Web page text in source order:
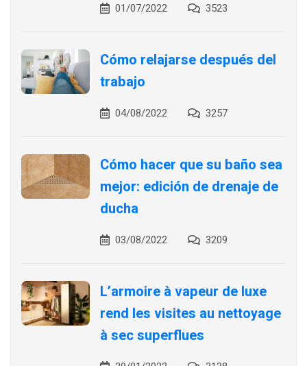
01/07/2022 3523
Cómo relajarse después del
trabajo
04/08/2022 3257
Cómo hacer que su baño sea
mejor: edición de drenaje de
ducha
03/08/2022 3209
L’armoire à vapeur de luxe
rend les visites au nettoyage
à sec superflues